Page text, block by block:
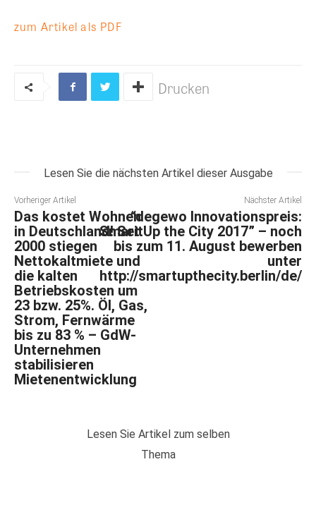
zum Artikel als PDF
Drucken
Lesen Sie die nächsten Artikel dieser Ausgabe
Vorheriger Artikel
Das kostet Wohnen
in Deutschland! Seit
2000 stiegen
Nettokaltmiete und
die kalten
Betriebskosten um
23 bzw. 25%. Öl, Gas,
Strom, Fernwärme
bis zu 83 % – GdW-
Unternehmen
stabilisieren
Mietenentwicklung
Nächster Artikel
“degewo Innovationspreis:
Smart Up the City 2017” – noch
bis zum 11. August bewerben
unter
http://smartupthecity.berlin/de/
Lesen Sie Artikel zum selben
Thema